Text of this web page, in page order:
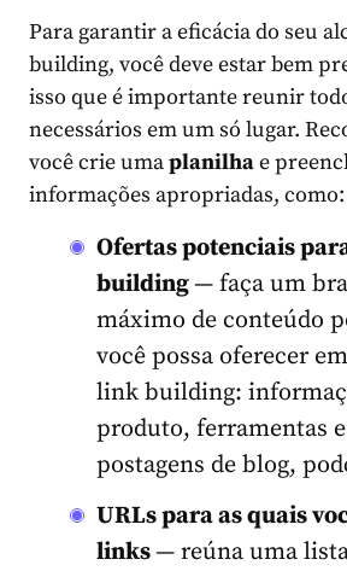
Para garantir a eficácia do seu
building, você deve estar bem
isso que é importante reunir
necessários em um só lugar.
você crie umaplanilhae
informações apropriadas, como:
Ofertas potenciais
building— faça um
máximo de conteúdo
você possa oferecer
link building:
produto, ferramentas
postagens de blog,
URLs para as quais
links— reúna uma